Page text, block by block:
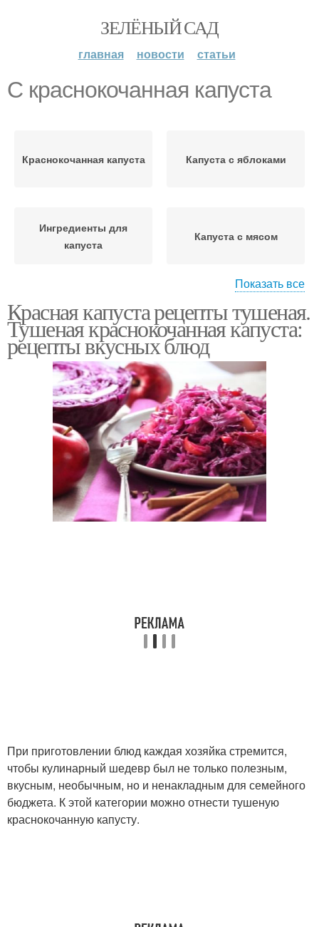
ЗЕЛЁНЫЙ САД
главная новости статьи
С краснокочанная капуста
Краснокочанная капуста Капуста с яблоками
Ингредиенты для
капуста
Капуста с мясом
краснокочанной
капустой
Показать все
Красная капуста рецепты тушеная.
Тушеная краснокочанная капуста:
рецепты вкусных блюд
При приготовлении блюд каждая хозяйка стремится,
чтобы кулинарный шедевр был не только полезным,
вкусным, необычным, но и ненакладным для семейного
бюджета. К этой категории можно отнести тушеную
краснокочанную капусту.